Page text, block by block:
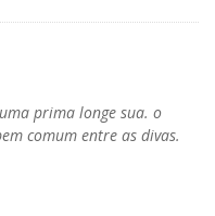
prima longe sua. o
comum entre as divas.